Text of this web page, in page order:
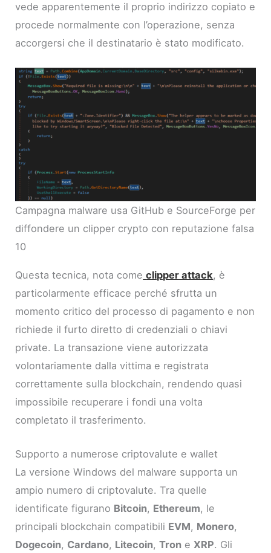
vede apparentemente il proprio indirizzo copiato e
procede normalmente con l’operazione, senza
accorgersi che il destinatario è stato modificato.
Campagna malware usa GitHub e SourceForge per
diffondere un clipper crypto con reputazione falsa
10
Questa tecnica, nota come clipper attack, è
particolarmente efficace perché sfrutta un
momento critico del processo di pagamento e non
richiede il furto diretto di credenziali o chiavi
private. La transazione viene autorizzata
volontariamente dalla vittima e registrata
correttamente sulla blockchain, rendendo quasi
impossibile recuperare i fondi una volta
completato il trasferimento.
Supporto a numerose criptovalute e wallet
La versione Windows del malware supporta un
ampio numero di criptovalute. Tra quelle
identificate figurano Bitcoin, Ethereum, le
principali blockchain compatibili EVM, Monero,
Dogecoin, Cardano, Litecoin,Tron eXRP. Gli